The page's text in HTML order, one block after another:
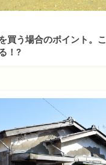
買う場合のポイント。
！?